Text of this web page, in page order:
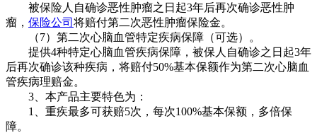
被保险人自确诊恶性肿瘤之日起3年后再次确诊恶性肿
瘤， 保险公司 将赔付第二次恶性肿瘤保险金。
（7）第二次心脑血管特定疾病保障（可选）。
提供4种特定心脑血管疾病保障，被保人自确诊之日起3年
后再次确诊该种疾病，将赔付50%基本保额作为第二次心脑血
管疾病理赔金。
3、本产品主要特色为：
1、重疾最多可获赔5次，每次100%基本保额，多倍保
障。